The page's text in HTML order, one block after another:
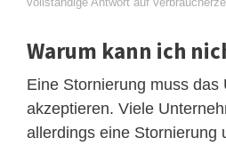
Warum kann ich
Eine Stornierung muss das
akzeptieren. Viele
allerdings eine Stornierung